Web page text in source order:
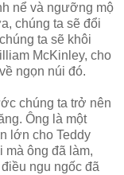
nể và ngưỡng mộ
chúng ta sẽ đổi
ta sẽ khôi
McKinley, cho
ngọn núi đó.
chúng ta trở nên
Ông là một
lớn cho Teddy
mà ông đã làm,
ngu ngốc đã